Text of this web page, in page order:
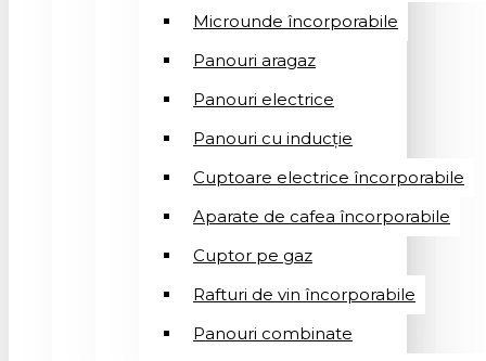
Microunde încorporabile
Panouri aragaz
Panouri electrice
Panouri cu inducție
Cuptoare electrice încorporabile
Aparate de cafea încorporabile
Cuptor pe gaz
Rafturi de vin încorporabile
Panouri combinate